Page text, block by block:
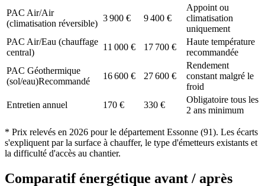
PAC Air/Air
(climatisation réversible)
3 900 € 9 400 €
Appoint ou
climatisation
uniquement
PAC Air/Eau (chauffage
central)
11 000 € 17 700 €
Haute température
recommandée
PAC Géothermique
(sol/eau)Recommandé
16 600 € 27 600 €
Rendement
constant malgré le
froid
Entretien annuel
170 € 330 €
Obligatoire tous les
2 ans minimum
* Prix relevés en 2026 pour le département Essonne (91). Les écarts
s'expliquent par la surface à chauffer, le type d'émetteurs existants et
la difficulté d'accès au chantier.
Comparatif énergétique avant / après